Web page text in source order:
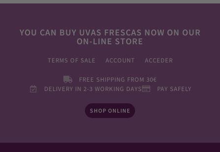
YOU CAN BUY UVAS FRESCAS NOW ON OUR
ON-LINE STORE
TERMS OF SALE ACCOUNT ACCEDER
FREE SHIPPING FROM 30€
DELIVERY IN 2-3 WORKING DAYS
PAY SAFELY
SHOP ONLINE